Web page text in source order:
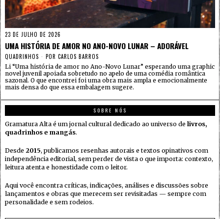
23 DE JULHO DE 2026
UMA HISTÓRIA DE AMOR NO ANO-NOVO LUNAR – ADORÁVEL
QUADRINHOS POR CARLOS BARROS
Li “Uma história de amor no Ano-Novo Lunar” esperando uma graphic
novel juvenil apoiada sobretudo no apelo de uma comédia romântica
sazonal. O que encontrei foi uma obra mais ampla e emocionalmente
mais densa do que essa embalagem sugere.
SOBRE NÓS
Gramatura Alta é um jornal cultural dedicado ao universo de livros,
quadrinhos e mangás.
Desde 2015, publicamos resenhas autorais e textos opinativos com
independência editorial, sem perder de vista o que importa: contexto,
leitura atenta e honestidade com o leitor.
Aqui você encontra críticas, indicações, análises e discussões sobre
lançamentos e obras que merecem ser revisitadas — sempre com
personalidade e sem rodeios.